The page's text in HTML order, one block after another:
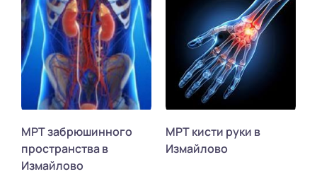
МРТ забрюшинного
пространства в
Измайлово
МРТ кисти руки в
Измайлово